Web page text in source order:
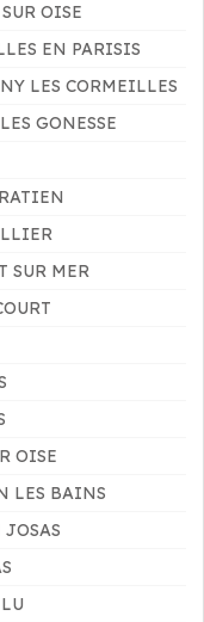
OISE
EN PARISIS
LES CORMEILLES
GONESSE
SUR MER
OISE
LES BAINS